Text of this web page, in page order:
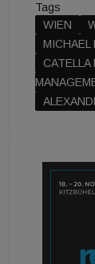
Tags
WIEN
MICHAEL